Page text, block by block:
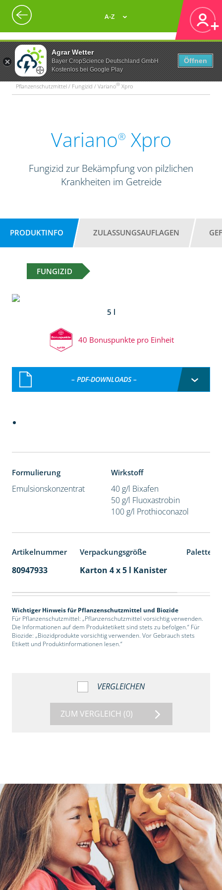
Agrar Wetter
Bayer CropScience Deutschland GmbH
Kostenlos bei Google Play
Öffnen
A-Z
Pflanzenschutzmittel / Fungizid / Variano® Xpro
Variano® Xpro
Fungizid zur Bekämpfung von pilzlichen
Krankheiten im Getreide
PRODUKTINFO ZULASSUNGSAUFLAGEN
FUNGIZID
5 l
40 Bonuspunkte pro Einheit
– PDF-DOWNLOADS –
Formulierung
Emulsionskonzentrat
Wirkstoff
40 g/l Bixafen
50 g/l Fluoxastrobin
100 g/l Prothioconazol
Artikelnummer Verpackungsgröße
80947933 Karton 4 x 5 l Kanister
Wichtiger Hinweis für Pflanzenschutzmittel und Biozide
Für Pflanzenschutzmittel: „Pflanzenschutzmittel vorsichtig verwenden.
Die Informationen auf dem Produktetikett sind stets zu befolgen.“ Für
Biozide: „Biozidprodukte vorsichtig verwenden. Vor Gebrauch stets
Etikett und Produktinformationen lesen.“
VERGLEICHEN
ZUM VERGLEICH (0)